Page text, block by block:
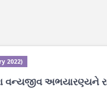
2022)
વન્યજીવ અભયારણ્યને